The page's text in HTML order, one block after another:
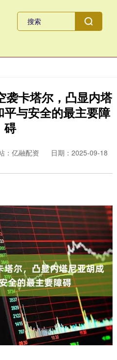
袭卡塔尔，凸显内塔
与安全的最主要障
碍
：亿融配资
日期：2025-09-18